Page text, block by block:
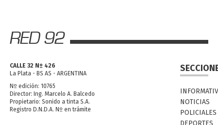
CALLE 32 Nº 426
La Plata - BS AS - ARGENTINA
Nº edición: 10765
Director: Ing. Marcelo A. Balcedo
Propietario: Sonido a tinta S.A.
Registro D.N.D.A. Nº en trámite
NOTICIAS
POLICIALES
DEPORTES